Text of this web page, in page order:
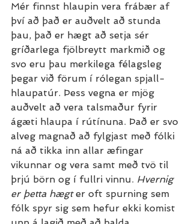
Mér finnst hlaupin vera frábær af
því að það er auðvelt að stunda
þau, það er hægt að setja sér
gríðarlega fjölbreytt markmið og
svo eru þau merkilega félagsleg
þegar við förum í rólegan spjall-
hlaupatúr. Þess vegna er mjög
auðvelt að vera talsmaður fyrir
ágæti hlaupa í rútínuna. Það er svo
alveg magnað að fylgjast með fólki
ná að tikka inn allar æfingar
vikunnar og vera samt með tvö til
þrjú börn og í fullri vinnu. Hvernig
er þetta hægt er oft spurning sem
fólk spyr sig sem hefur ekki komist